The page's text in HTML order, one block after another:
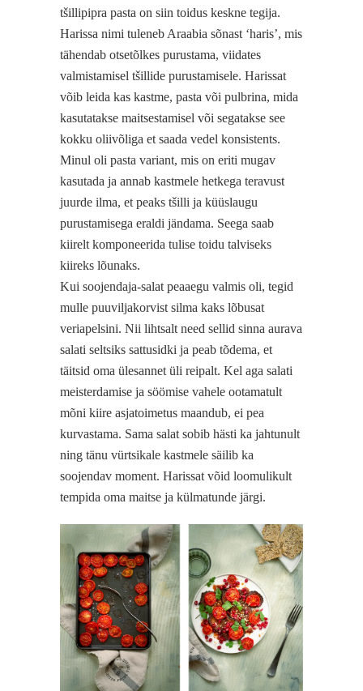
tšillipipra pasta on siin toidus keskne tegija.
Harissa nimi tuleneb Araabia sõnast ‘haris’, mis
tähendab otsetõlkes purustama, viidates
valmistamisel tšillide purustamisele. Harissat
võib leida kas kastme, pasta või pulbrina, mida
kasutatakse maitsestamisel või segatakse see
kokku oliivõliga et saada vedel konsistents.
Minul oli pasta variant, mis on eriti mugav
kasutada ja annab kastmele hetkega teravust
juurde ilma, et peaks tšilli ja küüslaugu
purustamisega eraldi jändama. Seega saab
kiirelt komponeerida tulise toidu talviseks
kiireks lõunaks.
Kui soojendaja-salat peaaegu valmis oli, tegid
mulle puuviljakorvist silma kaks lõbusat
veriapelsini. Nii lihtsalt need sellid sinna aurava
salati seltsiks sattusidki ja peab tõdema, et
täitsid oma ülesannet üli reipalt. Kel aga salati
meisterdamise ja söömise vahele ootamatult
mõni kiire asjatoimetus maandub, ei pea
kurvastama. Sama salat sobib hästi ka jahtunult
ning tänu vürtsikale kastmele säilib ka
soojendav moment. Harissat võid loomulikult
tempida oma maitse ja külmatunde järgi.